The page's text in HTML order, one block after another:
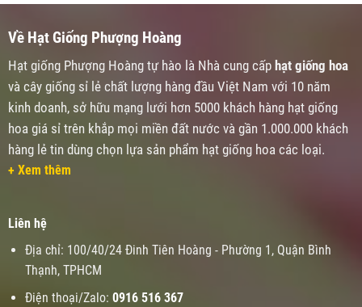
Về Hạt Giống Phượng Hoàng
Hạt giống Phượng Hoàng tự hào là Nhà cung cấp hạt giống hoa
và cây giống sỉ lẻ chất lượng hàng đầu Việt Nam với 10 năm
kinh doanh, sở hữu mạng lưới hơn 5000 khách hàng hạt giống
hoa giá sỉ trên khắp mọi miền đất nước và gần 1.000.000 khách
hàng lẻ tin dùng chọn lựa sản phẩm hạt giống hoa các loại.
+ Xem thêm
Liên hệ
Địa chỉ: 100/40/24 Đinh Tiên Hoàng - Phường 1, Quận Bình
Thạnh, TPHCM
Điện thoại/Zalo: 0916 516 367